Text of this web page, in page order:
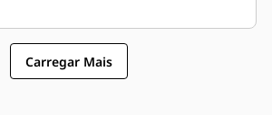
Carregar Mais